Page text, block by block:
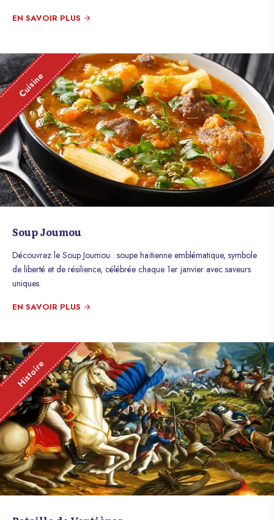
EN SAVOIR PLUS
Cuisine
Soup Joumou
Découvrez le Soup Joumou : soupe haïtienne emblématique, symbole
de liberté et de résilience, célébrée chaque 1er janvier avec saveurs
uniques.
EN SAVOIR PLUS
Histoire